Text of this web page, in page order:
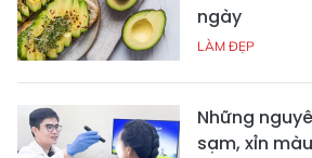
ngày
LÀM ĐẸP
Những
sạm, xỉn màu